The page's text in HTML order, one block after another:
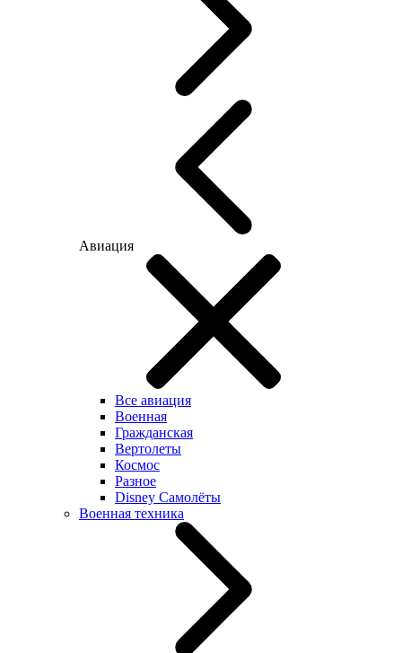
Авиация
Все авиация
Военная
Гражданская
Вертолеты
Космос
Разное
Disney Самолёты
Военная техника